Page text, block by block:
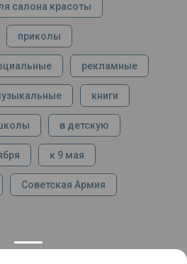
салона красоты
приколы
рекламные
книги
в детскую
к 9 мая
Советская Армия